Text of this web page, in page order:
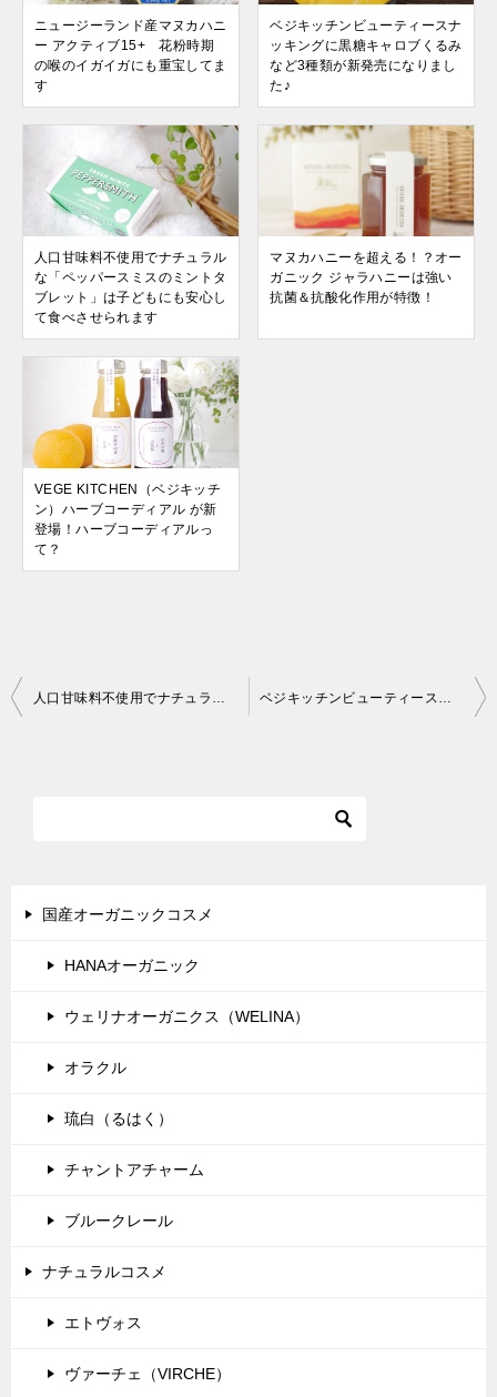
ニュージーランド産マヌカハニ
ー アクティブ15+ 花粉時期
の喉のイガイガにも重宝してま
す
ベジキッチンビューティースナ
ッキングに黒糖キャロブくるみ
など3種類が新発売になりまし
た♪
人口甘味料不使用でナチュラル
な「ペッパースミスのミントタ
ブレット」は子どもにも安心し
て食べさせられます
マヌカハニーを超える！？オー
ガニック ジャラハニーは強い
抗菌＆抗酸化作用が特徴！
VEGE KITCHEN（ベジキッチ
ン）ハーブコーディアル が新
登場！ハーブコーディアルっ
て？
投
シ
人口甘味料不使用でナチュラルな「ペッパースミスのミントタブレット」は子どもにも安心して食べさせられます ベジキッチンビューティースナッキングに黒糖キャロブくるみなど3種類が新発売になりました♪
国産オーガニックコスメ
HANAオーガニック
ウェリナオーガニクス（WELINA）
オラクル
琉白（るはく）
チャントアチャーム
ブルークレール
ナチュラルコスメ
エトヴォス
ヴァーチェ（VIRCHE）